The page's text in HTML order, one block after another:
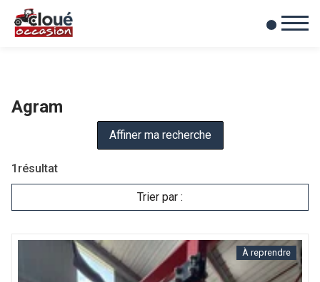
Mes favoris
0
Agram
1 résultat
Trier par :
Affiner ma recherche
À reprendre